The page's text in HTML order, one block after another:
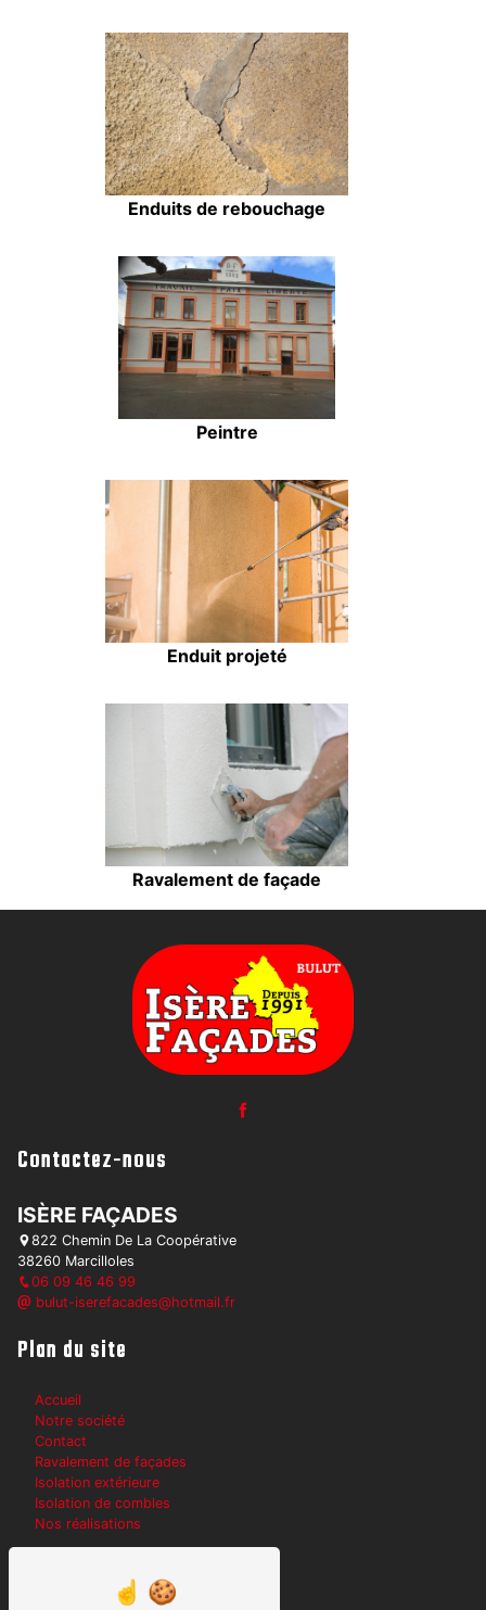
Enduits de rebouchage
Peintre
Enduit projeté
Ravalement de façade
Contactez-nous
ISÈRE FAÇADES
822 Chemin De La Coopérative
38260 Marcilloles
06 09 46 46 99
bulut-iserefacades@hotmail.fr
Plan du site
Accueil
Notre société
Contact
Ravalement de façades
Isolation extérieure
Isolation de combles
Nos réalisations
Nos prestations